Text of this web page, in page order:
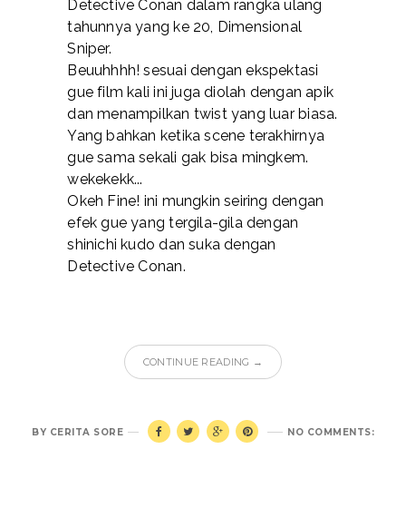
Detective Conan dalam rangka ulang
tahunnya yang ke 20, Dimensional
Sniper.
Beuuhhhh! sesuai dengan ekspektasi
gue film kali ini juga diolah dengan apik
dan menampilkan twist yang luar biasa.
Yang bahkan ketika scene terakhirnya
gue sama sekali gak bisa mingkem.
wekekekk...
Okeh Fine! ini mungkin seiring dengan
efek gue yang tergila-gila dengan
shinichi kudo dan suka dengan
Detective Conan.
CONTINUE READING →
NO COMMENTS:
BY CERITA SORE